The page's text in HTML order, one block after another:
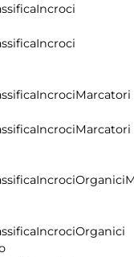
Incroci
Incroci
IncrociMarcatori
IncrociMarcatori
IncrociOrganici
IncrociOrganici